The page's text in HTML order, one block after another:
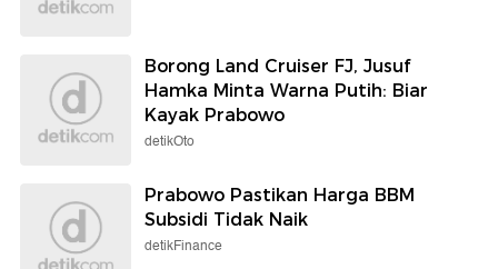
Borong Land Cruiser FJ, Jusuf
Hamka Minta Warna Putih: Biar
Kayak Prabowo
detikOto
Prabowo Pastikan Harga BBM
Subsidi Tidak Naik
detikFinance